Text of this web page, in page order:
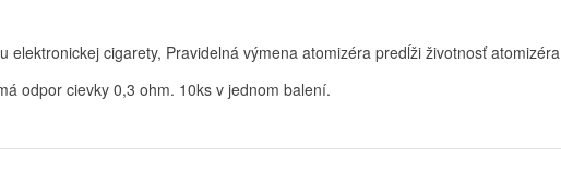
elektronickej cigarety, Pravidelná výmena atomizéra predĺži životnosť atomizéra
odpor cievky 0,3 ohm. 10ks v ​​jednom balení.